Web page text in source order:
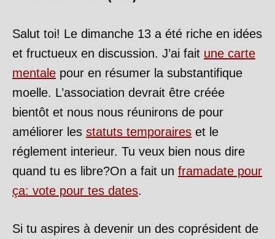
Salut toi! Le dimanche 13 a été riche en idées
et fructueux en discussion. J’ai fait une carte
mentale pour en résumer la substantifique
moelle. L’association devrait être créée
bientôt et nous nous réunirons de pour
améliorer les statuts temporaires et le
réglement interieur. Tu veux bien nous dire
quand tu es libre?On a fait un framadate pour
ça: vote pour tes dates.
Si tu aspires à devenir un des coprésident de